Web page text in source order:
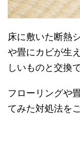
床に敷いた断熱
や畳にカビが生
しいものと交換
フローリングや
てみた対処法を